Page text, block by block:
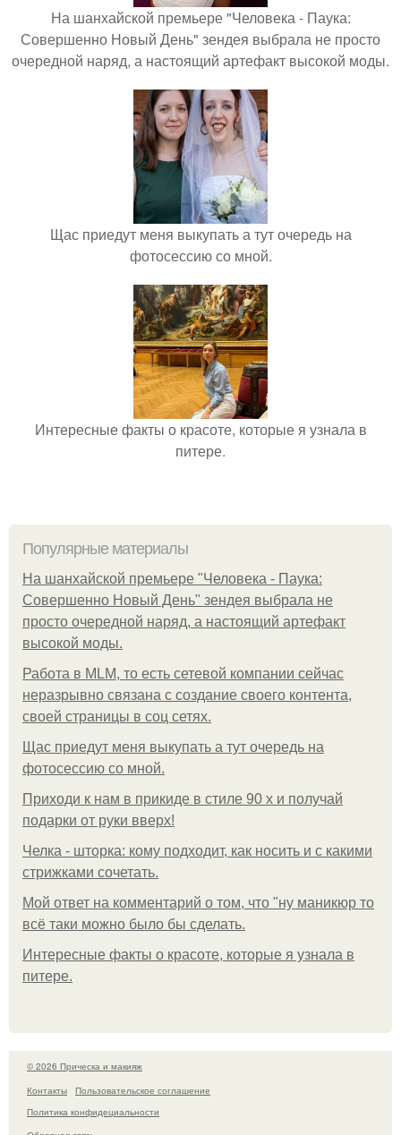
На шанхайской премьере "Человека - Паука:
Совершенно Новый День" зендея выбрала не просто
очередной наряд, а настоящий артефакт высокой моды.
Щас приедут меня выкупать а тут очередь на
фотосессию со мной.
Интересные факты о красоте, которые я узнала в
питере.
Популярные материалы
На шанхайской премьере "Человека - Паука:
Совершенно Новый День" зендея выбрала не
просто очередной наряд, а настоящий артефакт
высокой моды.
Работа в MLM, то есть сетевой компании сейчас
неразрывно связана с создание своего контента,
своей страницы в соц сетях.
Щас приедут меня выкупать а тут очередь на
фотосессию со мной.
Приходи к нам в прикиде в стиле 90 х и получай
подарки от руки вверх!
Челка - шторка: кому подходит, как носить и с какими
стрижками сочетать.
Мой ответ на комментарий о том, что "ну маникюр то
всё таки можно было бы сделать.
Интересные факты о красоте, которые я узнала в
питере.
© 2026 Прическа и макияж
Контакты
Пользовательское соглашение
Политика конфидециальности